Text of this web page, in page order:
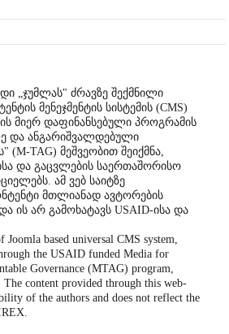
„ჯუმლას" ძრავზე შექმნილი
მენეჯმენტის სისტემის (CMS)
მიერ დაფინანსებული პროგრამის
და ანგარიშვალდებული
TAG) მეშვეობით შეიქმნა,
და გაცვლების საერთაშორისო
ამ ვებ საიტზე
მთლიანად ავტორების
ის არ გამოხატავს USAID-ისა და
based universal CMS system,
the USAID funded Media for
Governance (MTAG) program,
content provided through this web-
of the authors and does not reflect the